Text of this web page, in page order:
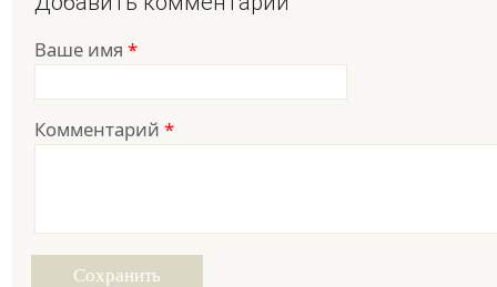
Ваше имя *
Комментарий *